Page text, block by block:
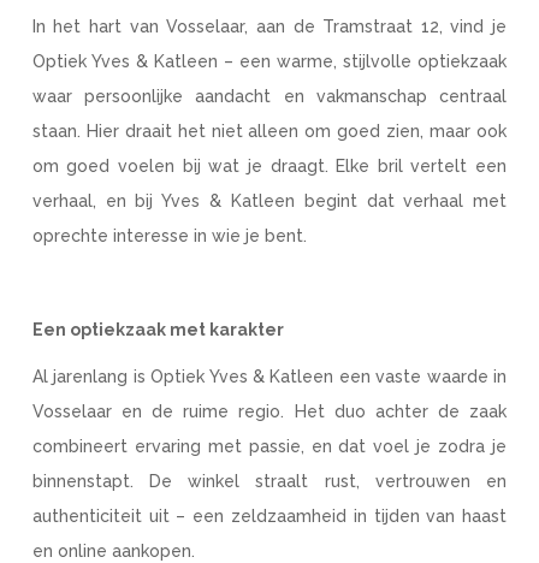
In het hart van Vosselaar, aan de Tramstraat 12, vind je
Optiek Yves & Katleen – een warme, stijlvolle optiekzaak
waar persoonlijke aandacht en vakmanschap centraal
staan. Hier draait het niet alleen om goed zien, maar ook
om goed voelen bij wat je draagt. Elke bril vertelt een
verhaal, en bij Yves & Katleen begint dat verhaal met
oprechte interesse in wie je bent.
Een optiekzaak met karakter
Al jarenlang is Optiek Yves & Katleen een vaste waarde in
Vosselaar en de ruime regio. Het duo achter de zaak
combineert ervaring met passie, en dat voel je zodra je
binnenstapt. De winkel straalt rust, vertrouwen en
authenticiteit uit – een zeldzaamheid in tijden van haast
en online aankopen.